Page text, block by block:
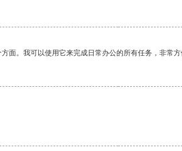
面。我可以使用它来完成日常办公的所有任务，非常方